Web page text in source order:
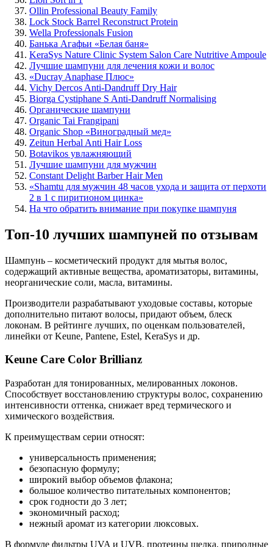
Ollin Professional Beauty Family
Lock Stock Barrel Reconstruct Protein
Wella Professionals Fusion
Банька Агафьи «Белая баня»
KeraSys Nature Clinic System Salon Care Nutritive Ampoule
Лучшие шампуни для лечения кожи и волос
«Ducray Anaphase Плюс»
Vichy Dercos Anti-Dandruff Dry Hair
Biorga Cystiphane S Anti-Dandruff Normalising
Органические шампуни
Organic Tai Frangipani
Organic Shop «Виноградный мед»
Zeitun Herbal Anti Hair Loss
Botavikos увлажняющий
Лучшие шампуни для мужчин
Constant Delight Barber Hair Men
«Shamtu для мужчин 48 часов ухода и защита от перхоти
2 в 1 с пиритионом цинка»
На что обратить внимание при покупке шампуня
Топ-10 лучших шампуней по отзывам
Шампунь – косметический продукт для мытья волос,
содержащий активные вещества, ароматизаторы, витамины,
неорганические соли, масла, витамины.
Производители разрабатывают уходовые составы, которые
дополнительно питают волосы, придают объем, блеск
локонам. В рейтинге лучших, по оценкам пользователей,
линейки от Keune, Pantene, Estel, KeraSys и др.
Keune Care Color Brillianz
Разработан для тонированных, мелированных локонов.
Способствует восстановлению структуры волос, сохранению
интенсивности оттенка, снижает вред термического и
химического воздействия.
К преимуществам серии относят:
универсальность применения;
безопасную формулу;
широкий выбор объемов флакона;
большое количество питательных компонентов;
срок годности до 3 лет;
экономичный расход;
нежный аромат из категории люксовых.
В формуле фильтры UVA и UVB, протеины шелка, природные